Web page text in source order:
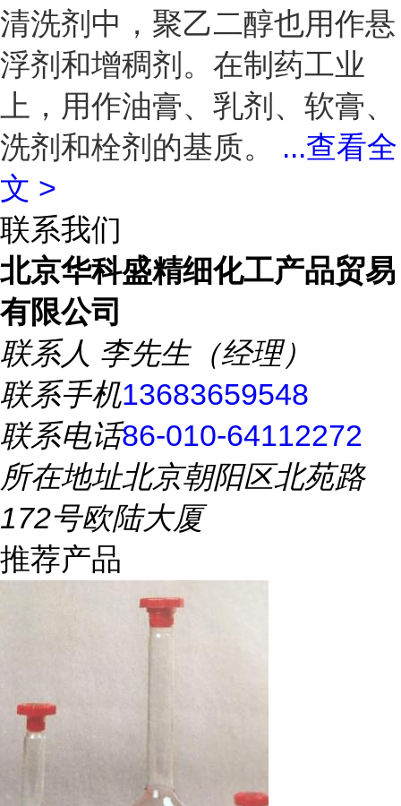
清洗剂中，聚乙二醇也用作悬
浮剂和增稠剂。在制药工业
上，用作油膏、乳剂、软膏、
洗剂和栓剂的基质。
...查看全
文 >
联系我们
北京华科盛精细化工产品贸易
有限公司
联系人 李先生（经理）
联系手机13683659548
联系电话86-010-64112272
所在地址北京朝阳区北苑路
172号欧陆大厦
推荐产品